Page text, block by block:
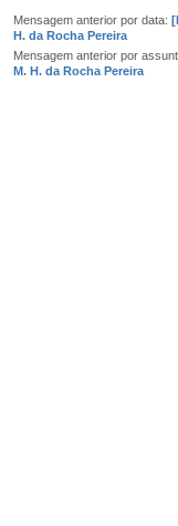
Mensagem anterior por data:
H. da Rocha Pereira
Mensagem anterior por
M. H. da Rocha Pereira